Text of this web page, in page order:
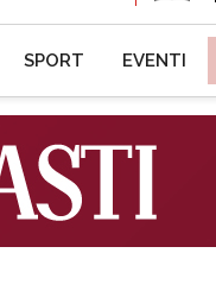
SPORT EVENTI